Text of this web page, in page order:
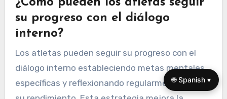
¿Cómo pueden los atletas seguir
su progreso con el diálogo
interno?
Los atletas pueden seguir su progreso con el
diálogo interno estableciendo metas mentales
específicas y reflexionando regularmente sobre
🌐 Spanish ▾